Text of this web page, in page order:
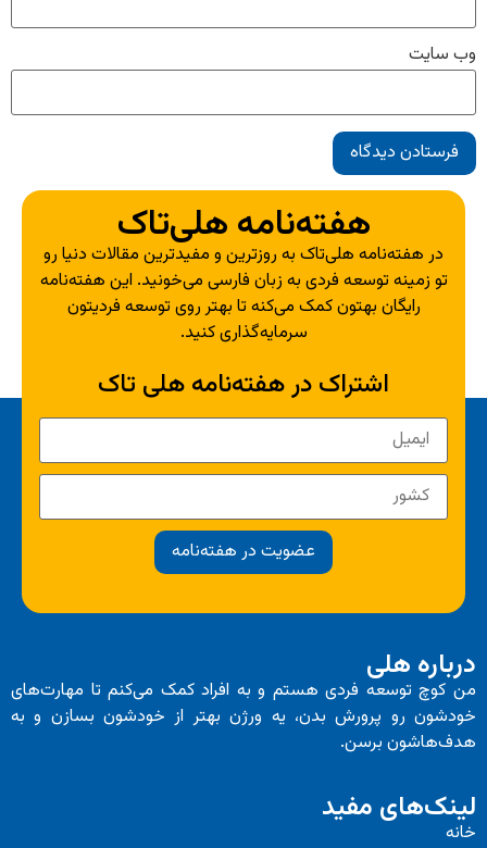
وب‌ سایت
هفته‌نامه هلی‌تاک
در هفته‌نامه هلی‌تاک به روزترین و مفیدترین مقالات دنیا رو
تو زمینه توسعه فردی به زبان فارسی می‌خونید. این هفته‌نامه
رایگان بهتون کمک می‌کنه تا بهتر روی توسعه فردیتون
سرمایه‌گذاری کنید.
اشتراک در هفته‌نامه هلی تاک
عضویت در هفته‌نامه
درباره هلی
من کوچ توسعه فردی هستم و به افراد کمک می‌کنم تا مهارت‌های
خودشون رو پرورش بدن، یه ورژن بهتر از خودشون بسازن و به
هدف‌هاشون برسن.
لینک‌های مفید
خانه